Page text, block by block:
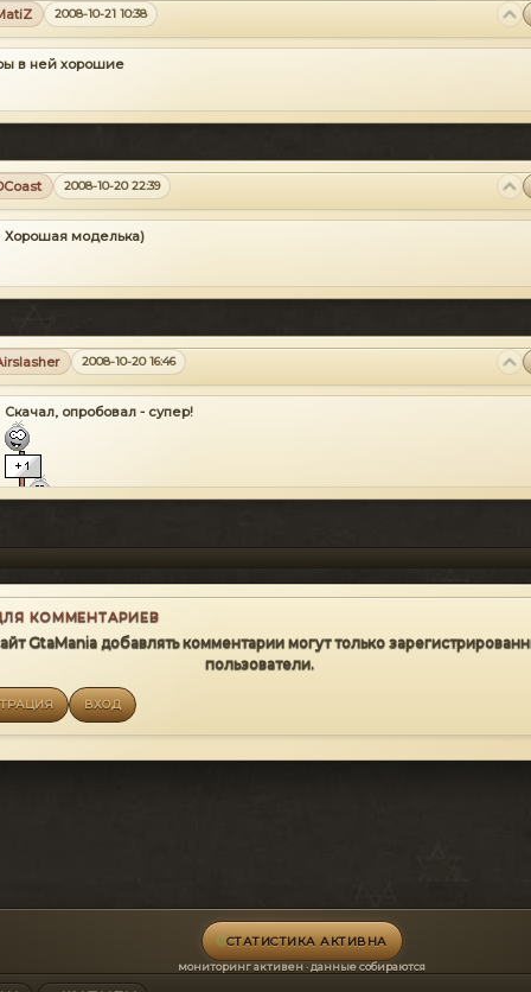
2008-10-21 10:38
в ней хорошие
2008-10-20 22:39
Хорошая моделька)
2008-10-20 16:46
Скачал, опробовал - супер!
КОММЕНТАРИЕВ
GtaMania добавлять комментарии могут только
пользователи.
ВХОД
СТАТИСТИКА АКТИВНА
мониторинг активен · данные собираются